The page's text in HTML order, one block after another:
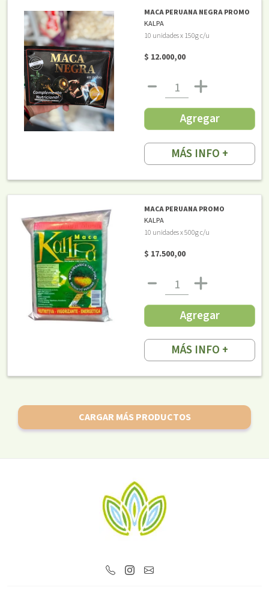
MACA PERUANA NEGRA PROMO
KALPA
10 unidades x 150g c/u
$ 12.000,00
Agregar
MÁS INFO +
MACA PERUANA PROMO
KALPA
10 unidades x 500g c/u
$ 17.500,00
Agregar
MÁS INFO +
CARGAR MÁS PRODUCTOS